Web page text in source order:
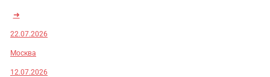
➜
22.07.2026
Москва
12.07.2026